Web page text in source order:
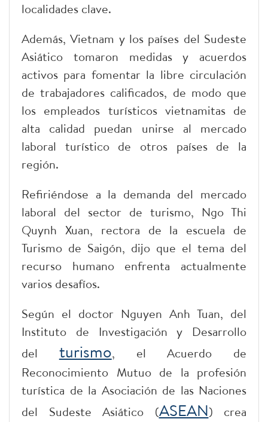
localidades clave.
Además, Vietnam y los países del Sudeste
Asiático tomaron medidas y acuerdos
activos para fomentar la libre circulación
de trabajadores calificados, de modo que
los empleados turísticos vietnamitas de
alta calidad puedan unirse al mercado
laboral turístico de otros países de la
región.
Refiriéndose a la demanda del mercado
laboral del sector de turismo, Ngo Thi
Quynh Xuan, rectora de la escuela de
Turismo de Saigón, dijo que el tema del
recurso humano enfrenta actualmente
varios desafíos.
Según el doctor Nguyen Anh Tuan, del
Instituto de Investigación y Desarrollo
del turismo, el Acuerdo de
Reconocimiento Mutuo de la profesión
turística de la Asociación de las Naciones
del Sudeste Asiático (ASEAN) crea